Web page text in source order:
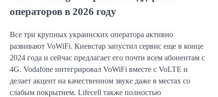
операторов в 2026 году
Все три крупных украинских оператора активно
развивают VoWiFi. Киевстар запустил сервис еще в конце
2024 года и сейчас предлагает его почти всем абонентам с
4G. Vodafone интегрировал VoWiFi вместе с VoLTE и
делает акцент на качественном звуке даже в местах со
слабым покрытием. Lifecell также полностью